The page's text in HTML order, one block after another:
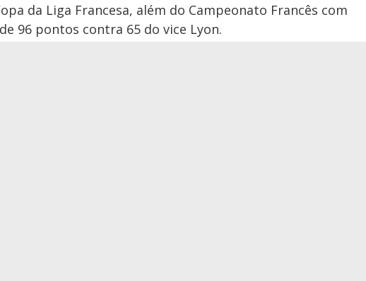
da Liga Francesa, além do Campeonato Francês com
96 pontos contra 65 do vice Lyon.